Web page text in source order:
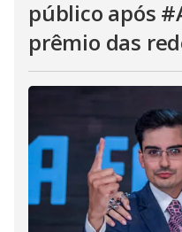
público após
prêmio das